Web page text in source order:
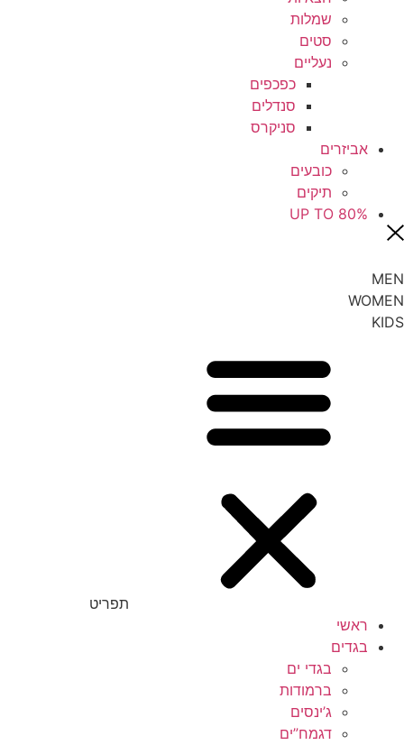
שמלות
סטים
נעליים
כפכפים
סנדלים
סניקרס
אביזרים
כובעים
תיקים
UP TO 80%
MEN
WOMEN
KIDS
תפריט
ראשי
בגדים
בגדי ים
ברמודות
ג’ינסים
דגמח”ים